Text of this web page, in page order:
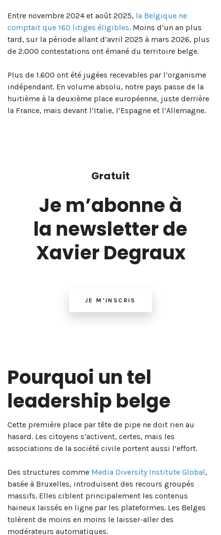
Entre novembre 2024 et août 2025, la Belgique ne
comptait que 160 litiges éligibles. Moins d’un an plus
tard, sur la période allant d’avril 2025 à mars 2026, plus
de 2.000 contestations ont émané du territoire belge.
Plus de 1.600 ont été jugées recevables par l’organisme
indépendant. En volume absolu, notre pays passe de la
huitième à la deuxième place européenne, juste derrière
la France, mais devant l’Italie, l’Espagne et l’Allemagne.
Gratuit
Je m’abonne à
la newsletter de
Xavier Degraux
JE M’INSCRIS
Pourquoi un tel
leadership belge
Cette première place par tête de pipe ne doit rien au
hasard. Les citoyens s’activent, certes, mais les
associations de la société civile portent aussi l’effort.
Des structures comme Media Diversity Institute Global,
basée à Bruxelles, introduisent des recours groupés
massifs. Elles ciblent principalement les contenus
haineux laissés en ligne par les plateformes. Les Belges
tolèrent de moins en moins le laisser-aller des
modérateurs automatiques.